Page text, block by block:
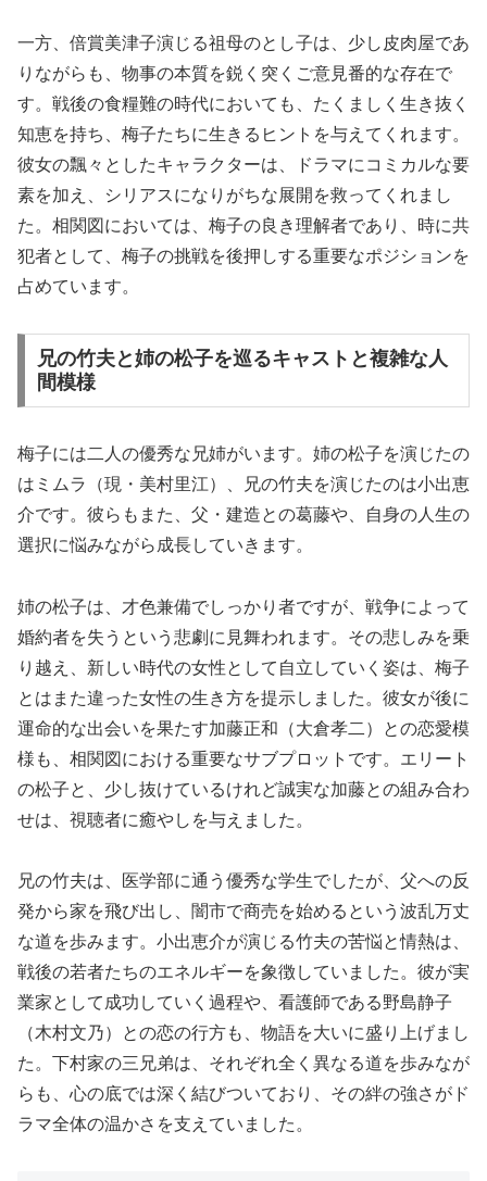
一方、倍賞美津子演じる祖母のとし子は、少し皮肉屋であ
りながらも、物事の本質を鋭く突くご意見番的な存在で
す。戦後の食糧難の時代においても、たくましく生き抜く
知恵を持ち、梅子たちに生きるヒントを与えてくれます。
彼女の飄々としたキャラクターは、ドラマにコミカルな要
素を加え、シリアスになりがちな展開を救ってくれまし
た。相関図においては、梅子の良き理解者であり、時に共
犯者として、梅子の挑戦を後押しする重要なポジションを
占めています。
兄の竹夫と姉の松子を巡るキャストと複雑な人
間模様
梅子には二人の優秀な兄姉がいます。姉の松子を演じたの
はミムラ（現・美村里江）、兄の竹夫を演じたのは小出恵
介です。彼らもまた、父・建造との葛藤や、自身の人生の
選択に悩みながら成長していきます。
姉の松子は、才色兼備でしっかり者ですが、戦争によって
婚約者を失うという悲劇に見舞われます。その悲しみを乗
り越え、新しい時代の女性として自立していく姿は、梅子
とはまた違った女性の生き方を提示しました。彼女が後に
運命的な出会いを果たす加藤正和（大倉孝二）との恋愛模
様も、相関図における重要なサブプロットです。エリート
の松子と、少し抜けているけれど誠実な加藤との組み合わ
せは、視聴者に癒やしを与えました。
兄の竹夫は、医学部に通う優秀な学生でしたが、父への反
発から家を飛び出し、闇市で商売を始めるという波乱万丈
な道を歩みます。小出恵介が演じる竹夫の苦悩と情熱は、
戦後の若者たちのエネルギーを象徴していました。彼が実
業家として成功していく過程や、看護師である野島静子
（木村文乃）との恋の行方も、物語を大いに盛り上げまし
た。下村家の三兄弟は、それぞれ全く異なる道を歩みなが
らも、心の底では深く結びついており、その絆の強さがド
ラマ全体の温かさを支えていました。